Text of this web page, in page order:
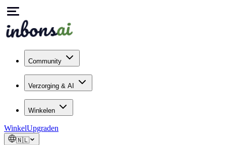
Community
Verzorging & AI
Winkelen
WinkelUpgraden
🇳🇱